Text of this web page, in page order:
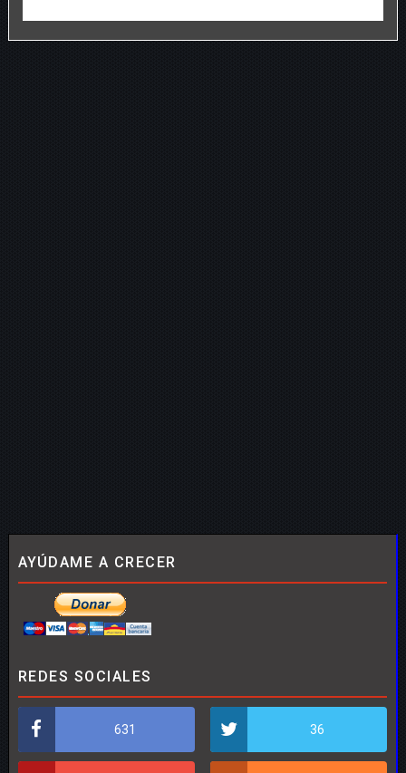
AYÚDAME A CRECER
REDES SOCIALES
631 36